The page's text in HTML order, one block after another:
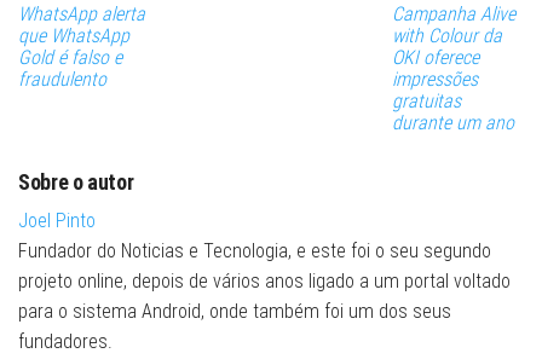
WhatsApp alerta
que WhatsApp
Gold é falso e
fraudulento
Campanha Alive
with Colour da
OKI oferece
impressões
gratuitas
durante um ano
Sobre o autor
Joel Pinto
Fundador do Noticias e Tecnologia, e este foi o seu segundo
projeto online, depois de vários anos ligado a um portal voltado
para o sistema Android, onde também foi um dos seus
fundadores.